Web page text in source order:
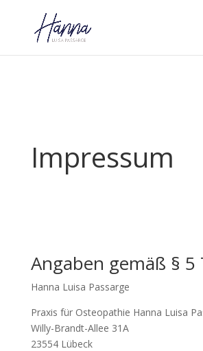
Impressum
Angaben gemäß § 5
Hanna Luisa Passarge
Praxis für Osteopathie Hanna Luisa
Willy-Brandt-Allee 31A
23554 Lübeck